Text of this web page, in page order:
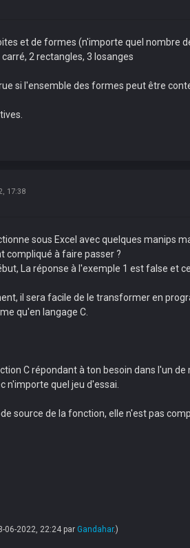
et de formes (n'importe quel nombre
carré, 2 rectangles, 3 losanges
si l'ensemble des formes peut être
17:38
sous Excel avec quelques manips
compliqué à faire passer ?
La réponse à l'exemple 1 est false et
il sera facile de le transformer en
qu'en langage C.
C répondant à ton besoin dans l'un
n'importe quel jeu d'essai.
source de la fonction, elle n'est pas
06-2022, 22:24 par Gandahar.)